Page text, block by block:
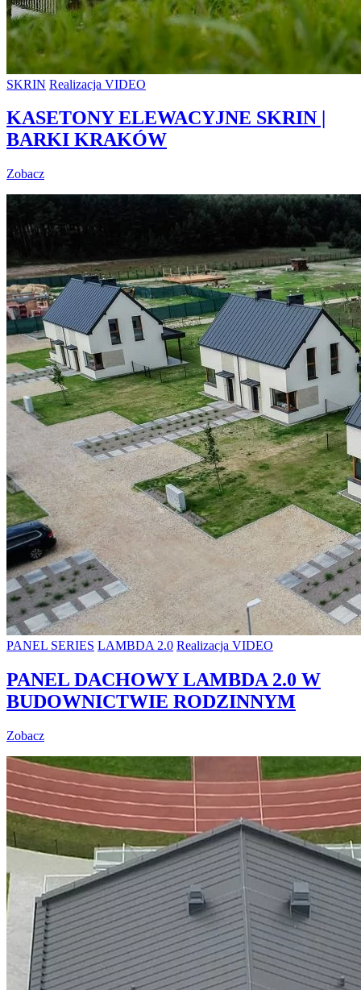
SKRIN Realizacja VIDEO
KASETONY ELEWACYJNE SKRIN |
BARKI KRAKÓW
Zobacz
PANEL SERIES LAMBDA 2.0 Realizacja VIDEO
PANEL DACHOWY LAMBDA 2.0 W
BUDOWNICTWIE RODZINNYM
Zobacz